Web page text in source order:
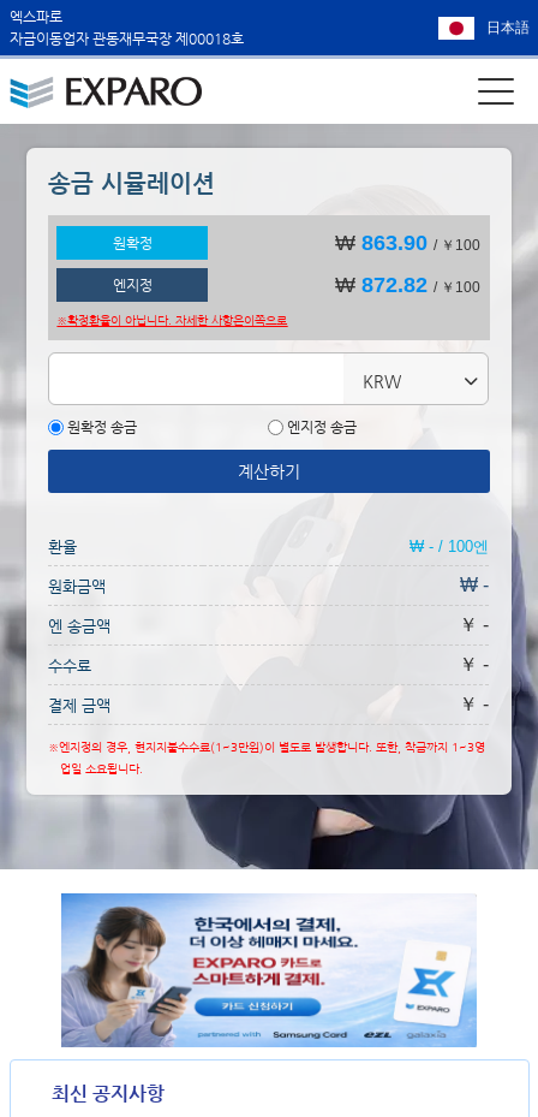
엑스파로
자금이동업자 관동재무국장 제00018호
日本語
송금 시뮬레이션
원확정 ₩863.90 / ￥100
엔지정 ₩872.82 / ￥100
※확정환율이 아닙니다. 자세한 사항은이쪽으로
KRW
원확정 송금 엔지정 송금
계산하기
환율 ₩ - / 100엔
원화금액 ₩ -
엔 송금액 ￥ -
수수료 ￥ -
결제 금액 ￥ -
※엔지정의 경우, 현지지불수수료(1~3만원)이 별도로 발생합니다. 또한, 착금까지 1~3영
업일 소요됩니다.
최신 공지사항